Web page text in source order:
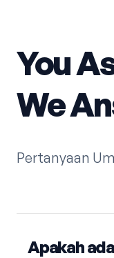
You
We
Pertanyaan
Apakah